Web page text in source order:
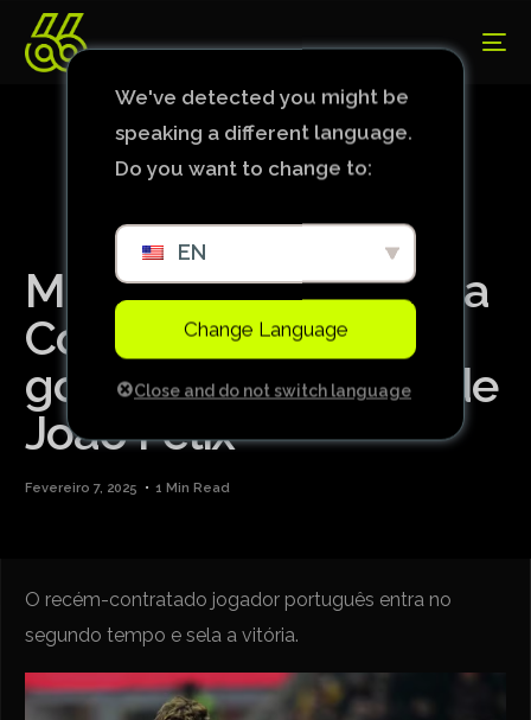
Milan chega à final da
Coppa Italia com um
gol impressionante de
João Félix
Fevereiro 7, 2025 1 Min Read
O recém-contratado jogador português entra no
segundo tempo e sela a vitória.
We've detected you might be
speaking a different language.
Do you want to change to:
EN
Change Language
Close and do not switch language